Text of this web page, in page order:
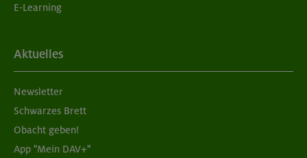
E-Learning
Aktuelles
Newsletter
Schwarzes Brett
Obacht geben!
App "Mein DAV+"